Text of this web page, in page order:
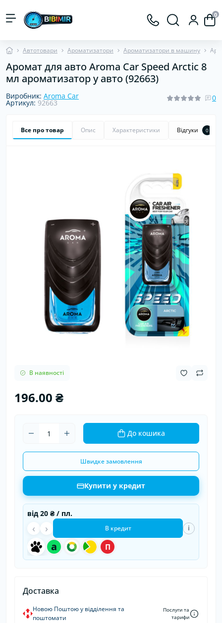
0
Автотовари Ароматизатори Ароматизатори в машину
Аромат для авто Aroma Car Speed Arctic 8
мл ароматизатор у авто (92663)
Виробник: Aroma Car
Артикул: 92663
0
Все про товар Опис Характеристики Відгуки 0
В наявності
196.00 ₴
До кошика
Швидке замовлення
Купити у кредит
від 20 ₴ / пл.
‹
a
П
› В кредит i
Доставка
Новою Поштою у відділення та
поштомати
Послуги та
тарифи